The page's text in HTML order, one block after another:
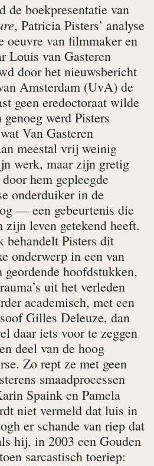
de boekpresentatie van
, Patricia Pisters’ analyse
oeuvre van filmmaker en
Louis van Gasteren
door het nieuwsbericht
Amsterdam (UvA) de
geen eredoctoraat wilde
werd Pisters
Van Gasteren
meestal vrij weinig
werk, maar zijn gretig
hem gepleegde
onderduiker in de
— een gebeurtenis die
leven getekend heeft.
behandelt Pisters dit
onderwerp in een van
hoofdstukken,
uit het verleden
academisch, met een
Gilles Deleuze, dan
daar iets voor te zeggen
deel van de hoog
Zo rept ze met geen
smaadprocessen
Spaink en Pamela
niet vermeld dat luis in
er schande van riep dat
hij, in 2003 een Gouden
sarcastisch toeriep: